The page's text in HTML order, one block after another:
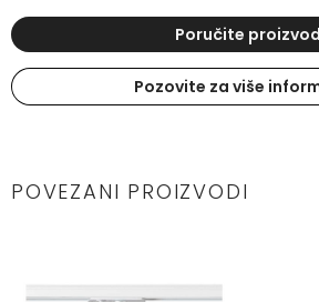
Poručite proizvod
Pozovite za više
POVEZANI PROIZVODI